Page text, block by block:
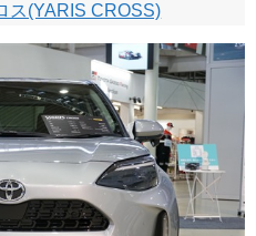
ス(YARIS CROSS)